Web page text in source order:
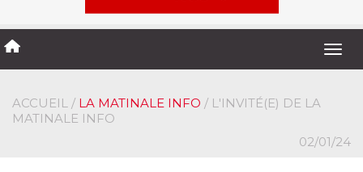
ACCUEIL / LA MATINALE INFO / L'INVITÉ(E) DE LA
MATINALE INFO
02/01/24